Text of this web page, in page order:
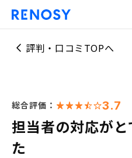
評判・口コミTOPへ
総合評価： 3.7
担当者の対応が
た